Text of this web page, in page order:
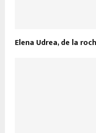
Elena Udrea, de la